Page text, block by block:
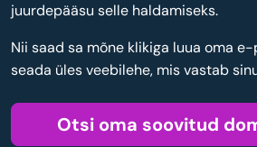
juurdepääsu selle haldamiseks.
Nii saad sa mõne klikiga luua oma
seada üles veebilehe, mis vastab
Otsi oma soovitud